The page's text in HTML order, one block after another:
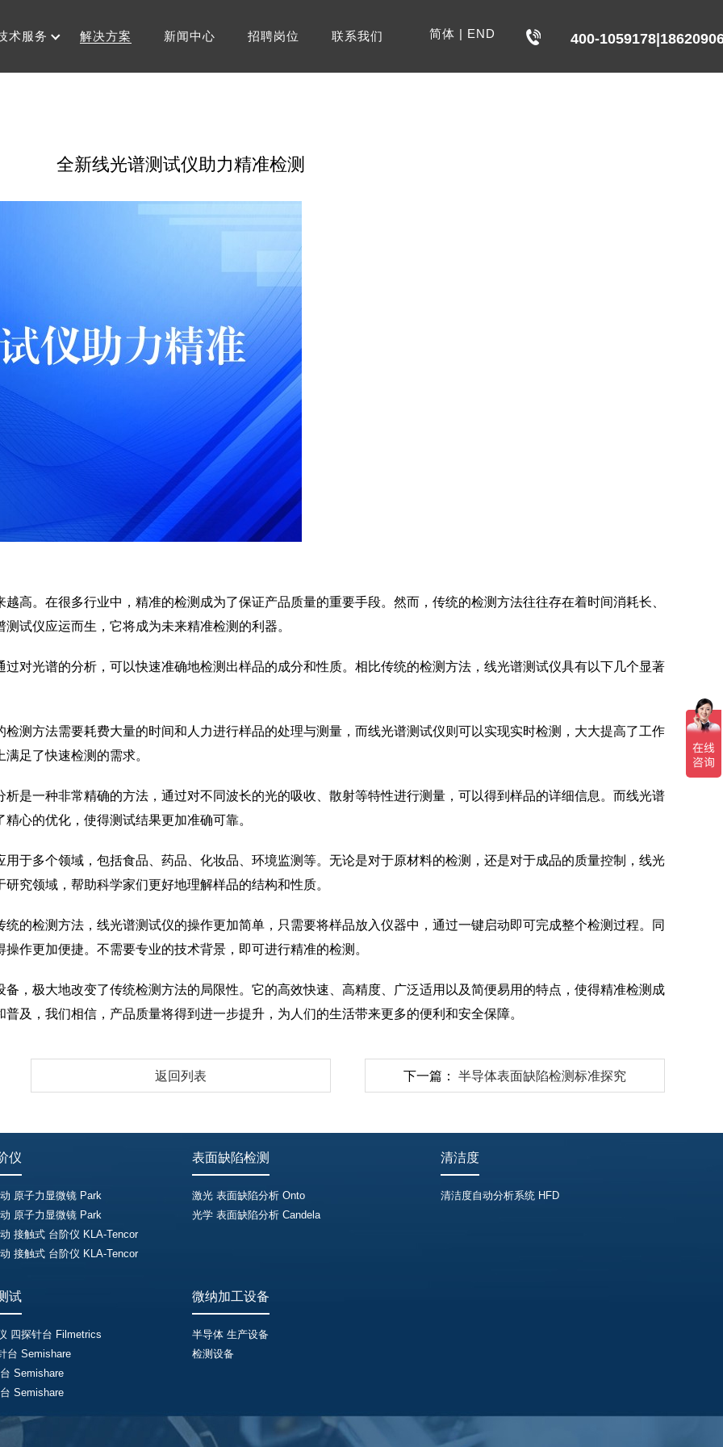
术服务 解决方案 新闻中心 招聘岗位 联系我们 简体 | END 400-
全新线光谱测试仪助力精准检测
高。在很多行业中，精准的检测成为了保证产品质量的重要手段。然而，传统的检测方法往往存在着时间消耗长、
试仪应运而生，它将成为未来精准检测的利器。
对光谱的分析，可以快速准确地检测出样品的成分和性质。相比传统的检测方法，线光谱测试仪具有以下几个显著
测方法需要耗费大量的时间和人力进行样品的处理与测量，而线光谱测试仪则可以实现实时检测，大大提高了工作
足了快速检测的需求。
是一种非常精确的方法，通过对不同波长的光的吸收、散射等特性进行测量，可以得到样品的详细信息。而线光谱
心的优化，使得测试结果更加准确可靠。
于多个领域，包括食品、药品、化妆品、环境监测等。无论是对于原材料的检测，还是对于成品的质量控制，线光
究领域，帮助科学家们更好地理解样品的结构和性质。
的检测方法，线光谱测试仪的操作更加简单，只需要将样品放入仪器中，通过一键启动即可完成整个检测过程。同
作更加便捷。不需要专业的技术背景，即可进行精准的检测。
，极大地改变了传统检测方法的局限性。它的高效快速、高精度、广泛适用以及简便易用的特点，使得精准检测成
及，我们相信，产品质量将得到进一步提升，为人们的生活带来更多的便利和安全保障。
返回列表 下一篇： 半导体表面缺陷检测标准探究
仪
原子力显微镜 Park
原子力显微镜 Park
接触式 台阶仪 KLA-Tencor
接触式 台阶仪 KLA-Tencor
表面缺陷检测
激光 表面缺陷分析 Onto
光学 表面缺陷分析 Candela
清洁度
清洁度自动分析系统 HFD
试
四探针台 Filmetrics
台 Semishare
Semishare
Semishare
微纳加工设备
半导体 生产设备
检测设备